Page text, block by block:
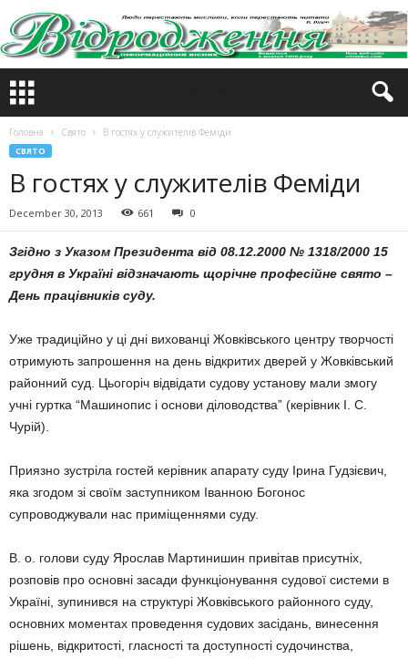
Головна Свято В гостях у служителів Феміди
СВЯТО
В гостях у служителів Феміди
December 30, 2013 661 0
Згідно з Указом Президента від 08.12.2000 № 1318/2000 15
грудня в Україні відзначають щорічне професійне свято –
День працівників суду.
Уже традиційно у ці дні вихованці Жовківського центру творчості
отримують запрошення на день відкритих дверей у Жовківський
районний суд. Цьогоріч відвідати судову установу мали змогу
учні гуртка “Машинопис і основи діловодства” (керівник І. С.
Чурій).
Приязно зустріла гостей керівник апарату суду Ірина Гудзієвич,
яка згодом зі своїм заступником Іванною Богонос
супроводжували нас приміщеннями суду.
В. о. голови суду Ярослав Мартинишин привітав присутніх,
розповів про основні засади функціонування судової системи в
Україні, зупинився на структурі Жовківського районного суду,
основних моментах проведення судових засідань, винесення
рішень, відкритості, гласності та доступності судочинства,